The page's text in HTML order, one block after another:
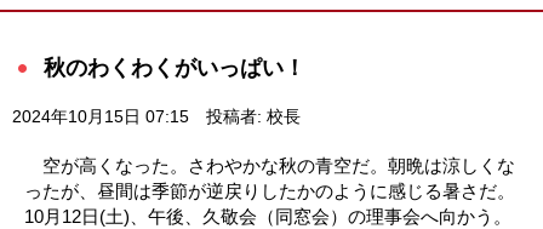
秋のわくわくがいっぱい！
2024年10月15日 07:15 投稿者: 校長
空が高くなった。さわやかな秋の青空だ。朝晩は涼しくな
ったが、昼間は季節が逆戻りしたかのように感じる暑さだ。
10月12日(土)、午後、久敬会（同窓会）の理事会へ向かう。